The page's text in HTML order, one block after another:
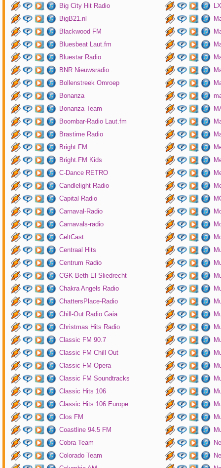
Big City Hit Radio
BigB21.nl
Blackwood FM
Bluesbeat Laut.fm
Bluestar Radio
BNR Nieuwsradio
Bollenstreek Omroep
Bonanza
Bonanza Team
Boombar-Radio Laut.fm
Brastime Radio
Bright.FM
Bright.FM Kids
C-Dance RETRO
Candlelight Radio
Capital Radio
Carnaval-Radio
Carnavals-radio
CeltCast
Centraal Hits
Centrum Radio
CGK Beth-El Sliedrecht
Chakra Angels Radio
ChattersPlace-Radio
Chill-Out Radio Gaia
Christmas Hits Radio
Classic FM 90.7
Classic FM Chill Out
Classic FM Opera
Classic FM Soundtracks
Classic Hits 106
Classic Hits 106 Europe
Clos FM
Coastline 94.5 FM
Cobra Team
Colorado Team